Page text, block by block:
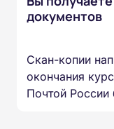
документов
Скан-копии
окончания
Почтой России